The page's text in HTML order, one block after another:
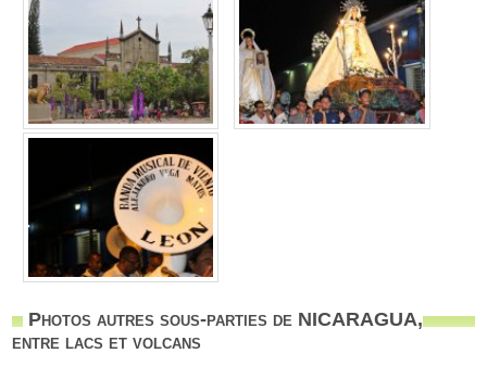
Photos autres sous-parties de NICARAGUA,
entre lacs et volcans